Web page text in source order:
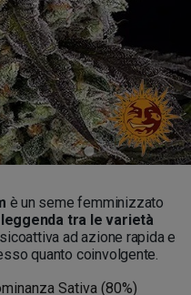
è un seme femminizzato
tra le varietà
ad azione rapida e
quanto coinvolgente.
Sativa (80%)